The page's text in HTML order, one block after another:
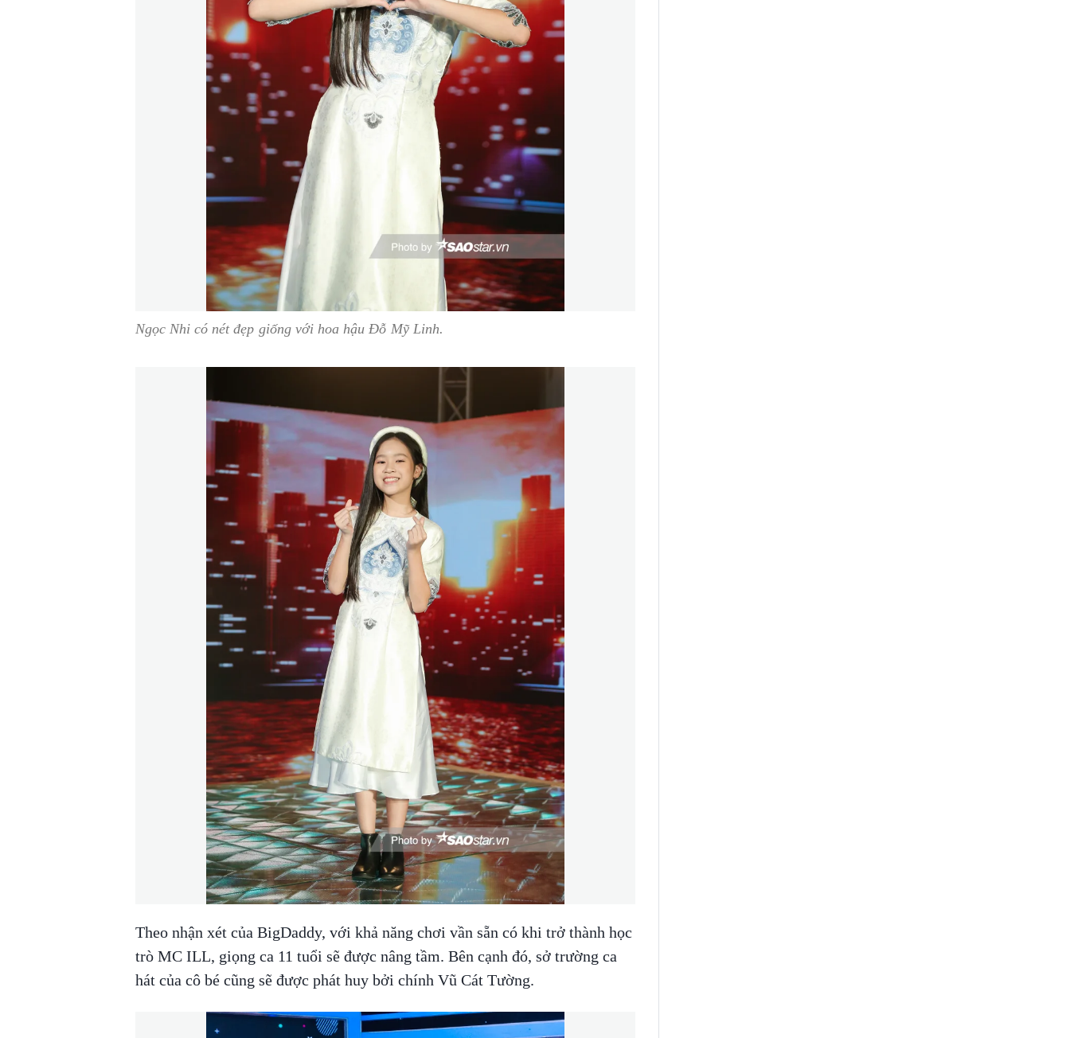
Ngọc Nhi có nét đẹp giống với hoa hậu Đỗ Mỹ Linh.
Theo nhận xét của BigDaddy, với khả năng chơi vần sẵn có khi trở thành học
trò MC ILL, giọng ca 11 tuổi sẽ được nâng tầm. Bên cạnh đó, sở trường ca
hát của cô bé cũng sẽ được phát huy bởi chính Vũ Cát Tường.